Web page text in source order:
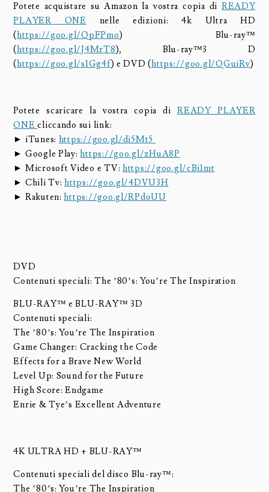
Potete acquistare su Amazon la vostra copia di READY
PLAYER ONE nelle edizioni: 4k Ultra HD
(https://goo.gl/QpFPmo) Blu-ray™
(https://goo.gl/J4MrT8), Blu-ray™3 D
(https://goo.gl/s1Gg4f) e DVD (https://goo.gl/QGuiRv)
Potete scaricare la vostra copia diREADY PLAYER
ONEcliccando sui link:
► iTunes: https://goo.gl/di5Mt5
► Google Play:https://goo.gl/zHuA8P
► Microsoft Video e TV:https://goo.gl/cBi1mt
► Chili Tv:https://goo.gl/4DVU3H
► Rakuten:https://goo.gl/RPdoUU
DVD
Contenuti speciali: The ’80’s: You’re The Inspiration
BLU-RAY™ e BLU-RAY™ 3D
Contenuti speciali:
The ’80’s: You’re The Inspiration
Game Changer: Cracking the Code
Effects for a Brave New World
Level Up: Sound for the Future
High Score: Endgame
Enrie & Tye’s Excellent Adventure
4K ULTRA HD + BLU-RAY™
Contenuti speciali del disco Blu-ray™:
The ’80’s: You’re The Inspiration